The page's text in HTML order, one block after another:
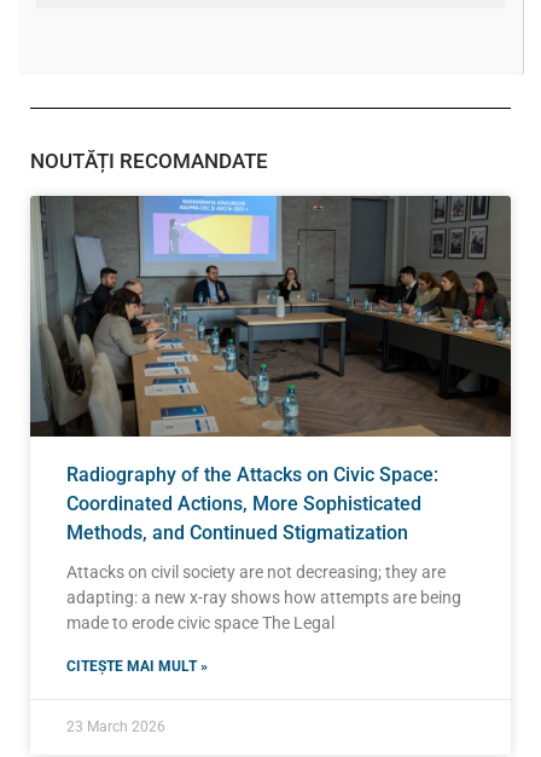
NOUTĂȚI RECOMANDATE
Radiography of the Attacks on Civic Space:
Coordinated Actions, More Sophisticated
Methods, and Continued Stigmatization
Attacks on civil society are not decreasing; they are
adapting: a new x-ray shows how attempts are being
made to erode civic space The Legal
CITEȘTE MAI MULT »
23 March 2026